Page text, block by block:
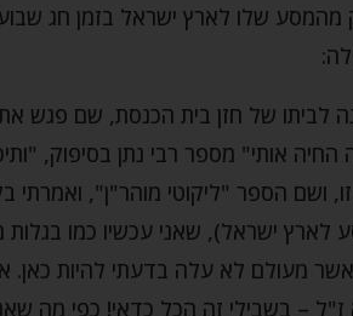
מהמסע שלו לארץ ישראל בזמן חג
לביתו של חזן בית הכנסת, שם פגש
החיה אותי" מספר רבי נתן בסיפוק,
ושם הספר "ליקוטי מוהר"ן", ואמרתי
לארץ ישראל), שאני עכשיו כמו בגלות
מעולם לא עלה בדעתי להיות כאן.
– בשבילי זה הכל כדאי! כפי מה